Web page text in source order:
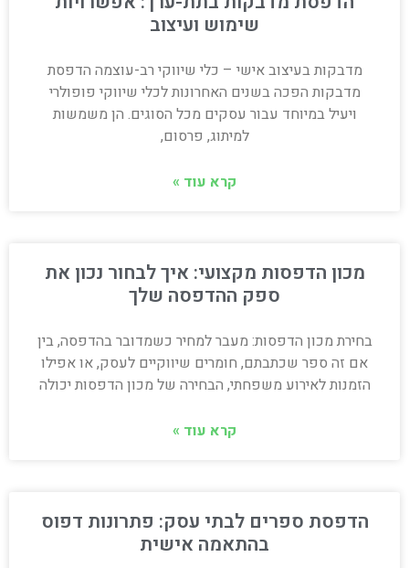
שימוש ועיצוב
מדבקות בעיצוב אישי – כלי שיווקי רב-עוצמה הדפסת
מדבקות הפכה בשנים האחרונות לכלי שיווקי פופולרי
ויעיל במיוחד עבור עסקים מכל הסוגים. הן משמשות
למיתוג, פרסום,
קרא עוד »
מכון הדפסות מקצועי: איך לבחור נכון את
ספק ההדפסה שלך
בחירת מכון הדפסות: מעבר למחיר כשמדובר בהדפסה, בין
אם זה ספר שכתבתם, חומרים שיווקיים לעסק, או אפילו
הזמנות לאירוע משפחתי, הבחירה של מכון הדפסות יכולה
קרא עוד »
הדפסת ספרים לבתי עסק: פתרונות דפוס
בהתאמה אישית